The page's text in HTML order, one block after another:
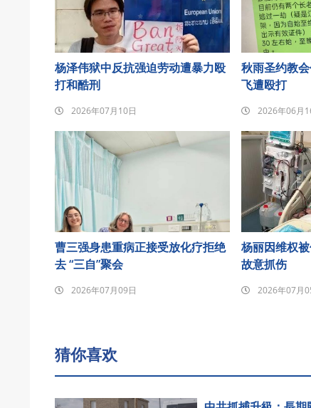
杨泽伟狱中反抗强迫劳动遭暴力殴
打和酷刑
2026年07月10日
秋雨圣约教
飞遭殴打
2026年06月
曹三强身患重病正接受放化疗拒绝
去 “三自”聚会
2026年07月09日
杨丽因维权
故意抓伤
2026年07月
猜你喜欢